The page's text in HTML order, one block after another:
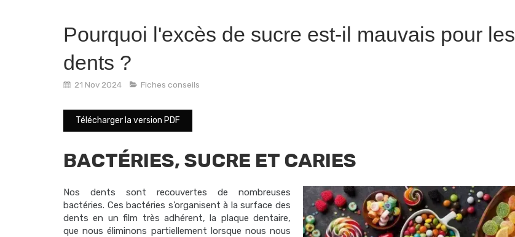
Pourquoi l'excès de sucre est-il mauvais pour les
dents ?
21 Nov 2024 Fiches conseils
Télécharger la version PDF
BACTÉRIES, SUCRE ET CARIES
Nos dents sont recouvertes de nombreuses
bactéries. Ces bactéries s’organisent à la surface des
dents en un film très adhérent, la plaque dentaire,
que nous éliminons partiellement lorsque nous nous